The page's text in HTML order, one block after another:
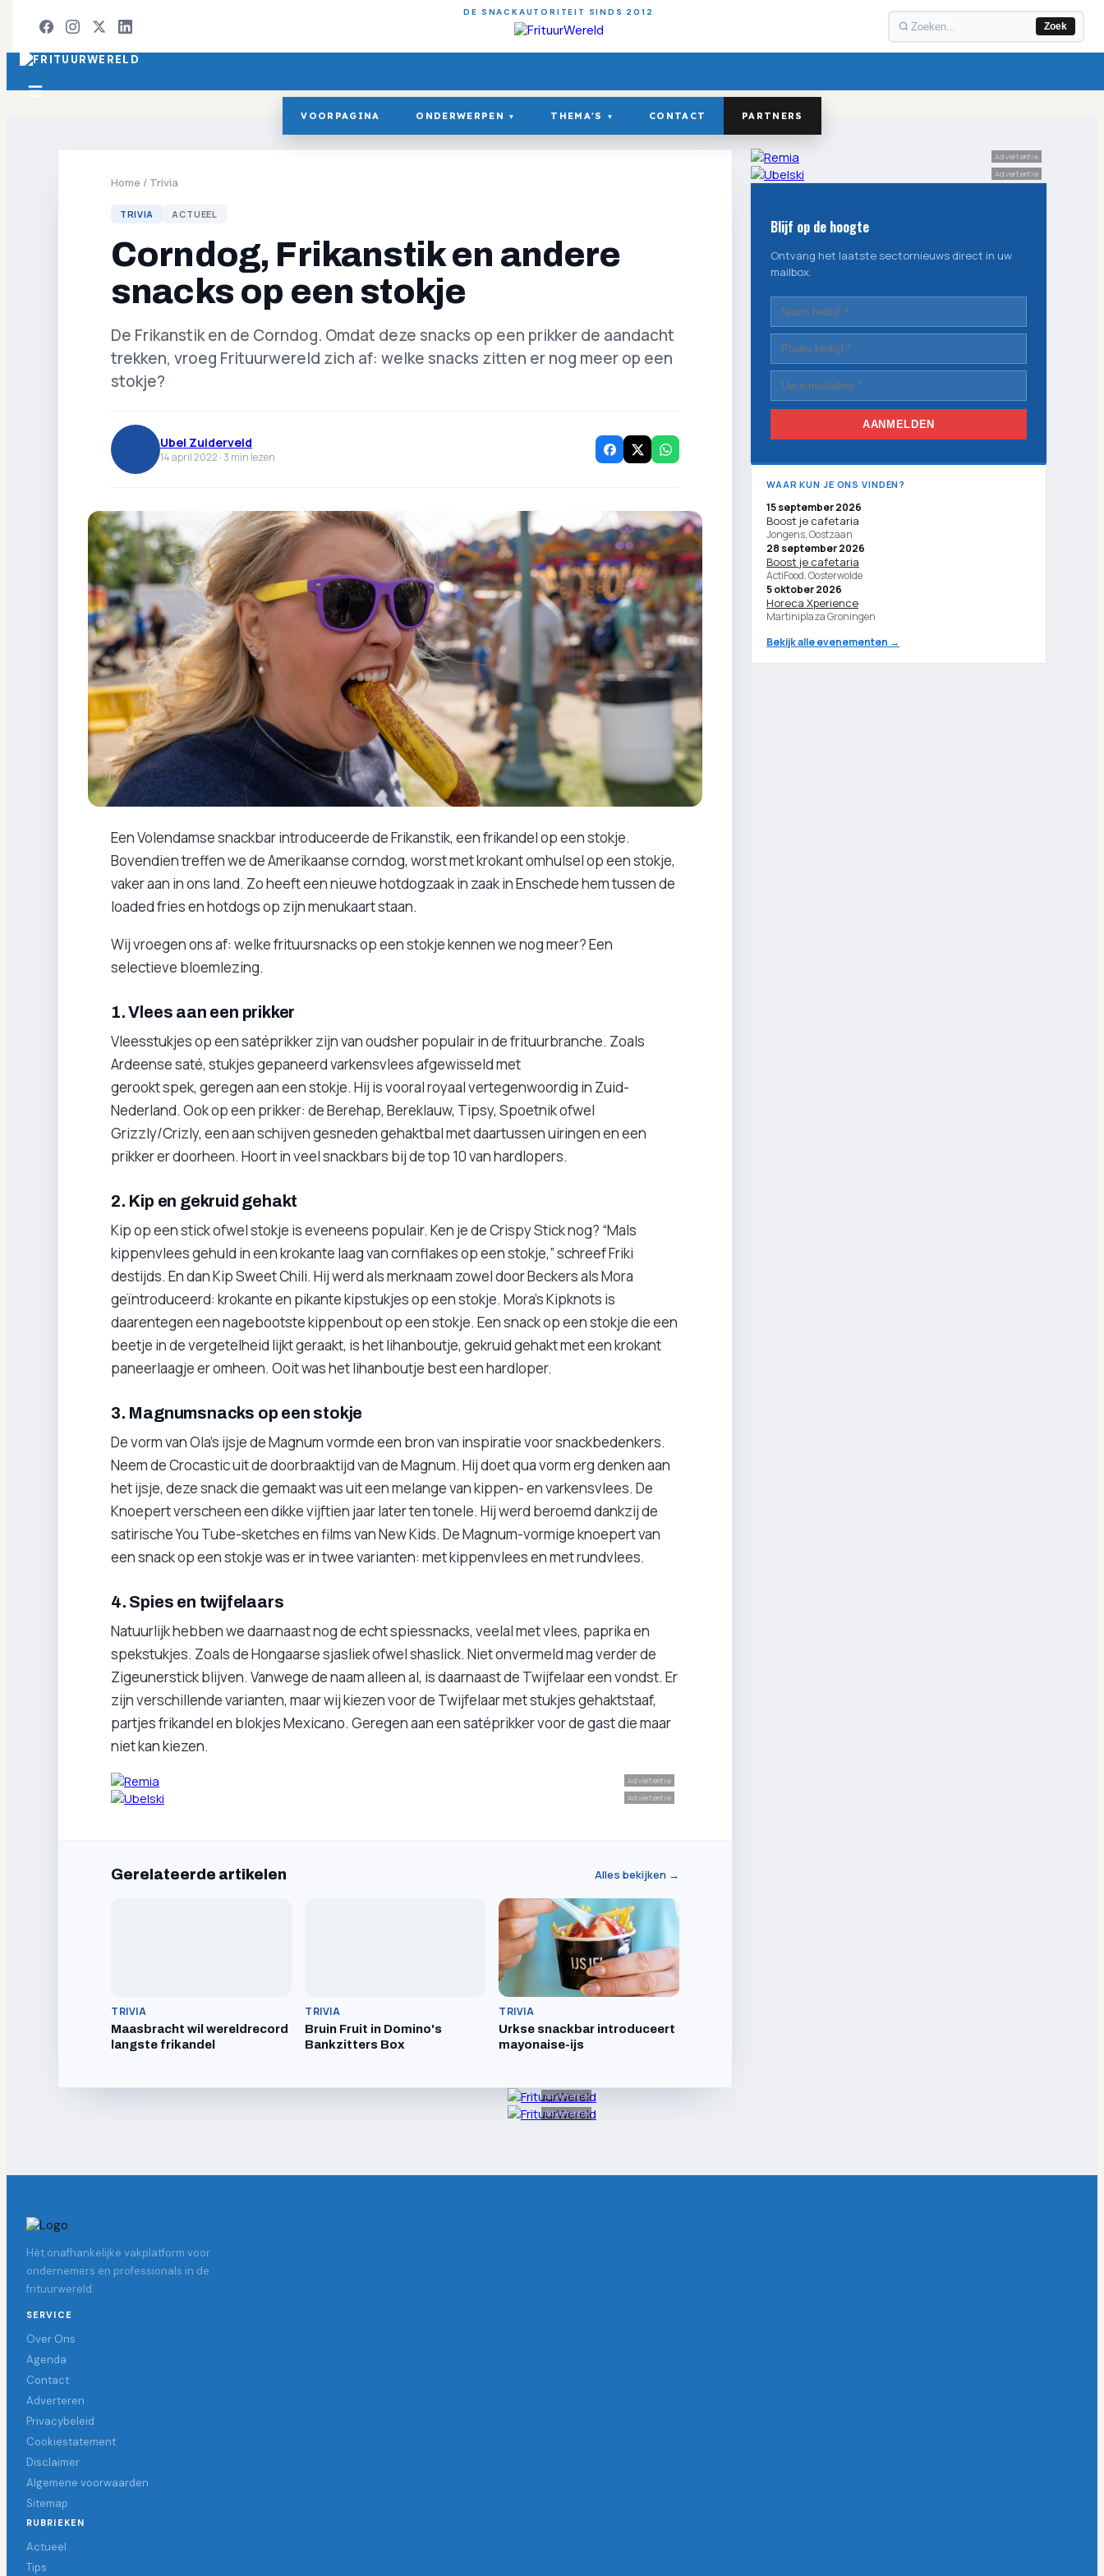
DE SNACKAUTORITEIT SINDS 2012
Zoek
VOORPAGINA ONDERWERPEN ▾ THEMA'S ▾ CONTACT PARTNERS
Home / Trivia
TRIVIA ACTUEEL
Corndog, Frikanstik en andere
snacks op een stokje
De Frikanstik en de Corndog. Omdat deze snacks op een prikker de aandacht
trekken, vroeg Frituurwereld zich af: welke snacks zitten er nog meer op een
stokje?
Ubel Zuiderveld
14 april 2022 ·3 min lezen
Een Volendamse snackbar introduceerde de Frikanstik, een frikandel op een stokje.
Bovendien treffen we de Amerikaanse corndog, worst met krokant omhulsel op een stokje,
vaker aan in ons land. Zo heeft een nieuwe hotdogzaak in zaak in Enschede hem tussen de
loaded fries en hotdogs op zijn menukaart staan.
Wij vroegen ons af: welke frituursnacks op een stokje kennen we nog meer? Een
selectieve bloemlezing.
1. Vlees aan een prikker
Vleesstukjes op een satéprikker zijn van oudsher populair in de frituurbranche. Zoals
Ardeense saté, stukjes gepaneerd varkensvlees afgewisseld met
gerookt spek, geregen aan een stokje. Hij is vooral royaal vertegenwoordig in Zuid-
Nederland. Ook op een prikker: de Berehap, Bereklauw, Tipsy, Spoetnik ofwel
Grizzly/Crizly, een aan schijven gesneden gehaktbal met daartussen uiringen en een
prikker er doorheen. Hoort in veel snackbars bij de top 10 van hardlopers.
2. Kip en gekruid gehakt
Kip op een stick ofwel stokje is eveneens populair. Ken je de Crispy Stick nog? “Mals
kippenvlees gehuld in een krokante laag van cornflakes op een stokje,” schreef Friki
destijds. En dan Kip Sweet Chili. Hij werd als merknaam zowel door Beckers als Mora
geïntroduceerd: krokante en pikante kipstukjes op een stokje. Mora’s Kipknots is
daarentegen een nagebootste kippenbout op een stokje. Een snack op een stokje die een
beetje in de vergetelheid lijkt geraakt, is het lihanboutje, gekruid gehakt met een krokant
paneerlaagje er omheen. Ooit was het lihanboutje best een hardloper.
3. Magnumsnacks op een stokje
De vorm van Ola’s ijsje de Magnum vormde een bron van inspiratie voor snackbedenkers.
Neem de Crocastic uit de doorbraaktijd van de Magnum. Hij doet qua vorm erg denken aan
het ijsje, deze snack die gemaakt was uit een melange van kippen- en varkensvlees. De
Knoepert verscheen een dikke vijftien jaar later ten tonele. Hij werd beroemd dankzij de
satirische You Tube-sketches en films van New Kids. De Magnum-vormige knoepert van
een snack op een stokje was er in twee varianten: met kippenvlees en met rundvlees.
4. Spies en twijfelaars
Natuurlijk hebben we daarnaast nog de echt spiessnacks, veelal met vlees, paprika en
spekstukjes. Zoals de Hongaarse sjasliek ofwel shaslick. Niet onvermeld mag verder de
Zigeunerstick blijven. Vanwege de naam alleen al, is daarnaast de Twijfelaar een vondst. Er
zijn verschillende varianten, maar wij kiezen voor de Twijfelaar met stukjes gehaktstaaf,
partjes frikandel en blokjes Mexicano. Geregen aan een satéprikker voor de gast die maar
niet kan kiezen.
Advertentie
Advertentie
Gerelateerde artikelen Alles bekijken →
TRIVIA
Maasbracht wil wereldrecord
langste frikandel
TRIVIA
Bruin Fruit in Domino's
Bankzitters Box
TRIVIA
Urkse snackbar introduceert
mayonaise-ijs
Advertentie
Advertentie
Blijf op de hoogte
Ontvang het laatste sectornieuws direct in uw
mailbox.
AANMELDEN
WAAR KUN JE ONS VINDEN?
15 september 2026
Boost je cafetaria
Jongens, Oostzaan
28 september 2026
Boost je cafetaria
ActiFood, Oosterwolde
5 oktober 2026
Horeca Xperience
Martiniplaza Groningen
Bekijk alle evenementen →
Advertentie
Advertentie
Hét onafhankelijke vakplatform voor
ondernemers en professionals in de
frituurwereld.
SERVICE
Over Ons
Agenda
Contact
Adverteren
Privacybeleid
Cookiestatement
Disclaimer
Algemene voorwaarden
Sitemap
RUBRIEKEN
Actueel
Tips